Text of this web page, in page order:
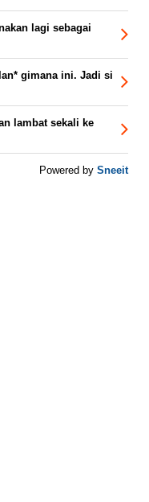
lagi sebagai
gimana ini. Jadi si
lambat sekali ke
Powered by Sneeit